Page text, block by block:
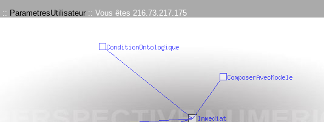
:: ParametresUtilisateur :: Vous êtes 216.73.217.175